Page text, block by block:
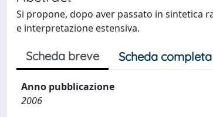
Si propone, dopo aver passato in sintetica
e interpretazione estensiva.
Scheda breve Scheda completa
Anno pubblicazione
2006